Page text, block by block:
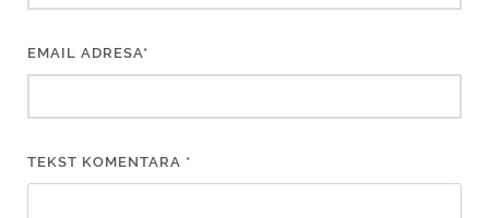
EMAIL ADRESA*
TEKST KOMENTARA *